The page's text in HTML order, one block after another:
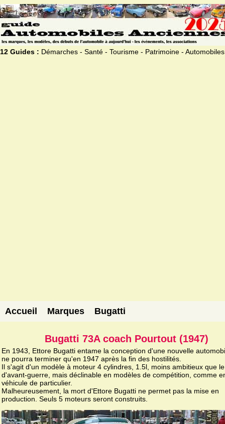
12 Guides : Démarches - Santé - Tourisme - Patrimoine - Automobiles
Accueil Marques Bugatti
Bugatti 73A coach Pourtout (1947)
En 1943, Ettore Bugatti entame la conception d'une nouvelle
ne pourra terminer qu'en 1947 après la fin des hostilités.
Il s'agit d'un modèle à moteur 4 cylindres, 1.5l, moins ambitieux que
d'avant-guerre, mais déclinable en modèles de compétition, comme
véhicule de particulier.
Malheureusement, la mort d'Ettore Bugatti ne permet pas la mise en
production. Seuls 5 moteurs seront construits.